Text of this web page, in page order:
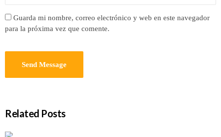
Guarda mi nombre, correo electrónico y web en este navegador
para la próxima vez que comente.
Related Posts